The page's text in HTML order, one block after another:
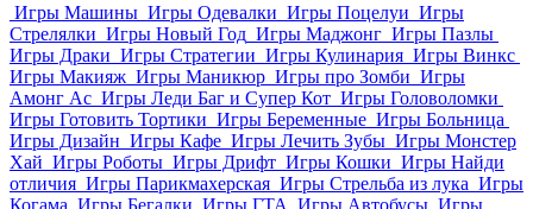
Игры Машины Игры Одевалки Игры Поцелуи Игры
Стрелялки Игры Новый Год Игры Маджонг Игры Пазлы
Игры Драки Игры Стратегии Игры Кулинария Игры Винкс
Игры Макияж Игры Маникюр Игры про Зомби Игры
Амонг Ас Игры Леди Баг и Супер Кот Игры Головоломки
Игры Готовить Тортики Игры Беременные Игры Больница
Игры Дизайн Игры Кафе Игры Лечить Зубы Игры Монстер
Хай Игры Роботы Игры Дрифт Игры Кошки Игры Найди
отличия Игры Парикмахерская Игры Стрельба из лука Игры
Когама Игры Бегалки Игры ГТА Игры Автобусы Игры